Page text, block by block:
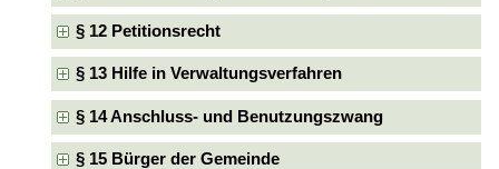
§ 12 Petitionsrecht
§ 13 Hilfe in Verwaltungsverfahren
§ 14 Anschluss- und Benutzungszwang
§ 15 Bürger der Gemeinde